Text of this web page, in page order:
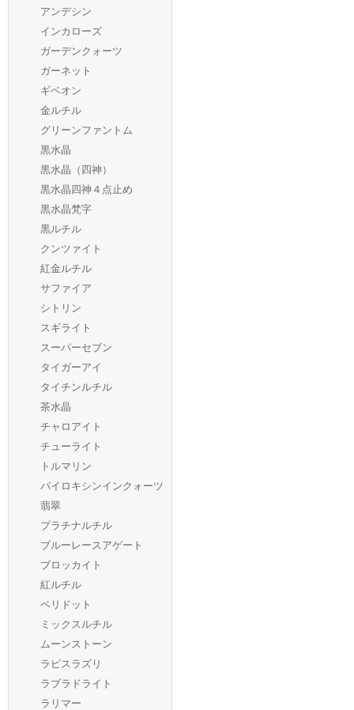
アンデシン
インカローズ
ガーデンクォーツ
ガーネット
ギベオン
金ルチル
グリーンファントム
黒水晶
黒水晶（四神）
黒水晶四神４点止め
黒水晶梵字
黒ルチル
クンツァイト
紅金ルチル
サファイア
シトリン
スギライト
スーパーセブン
タイガーアイ
タイチンルチル
茶水晶
チャロアイト
チューライト
トルマリン
パイロキシンインクォーツ
翡翠
プラチナルチル
ブルーレースアゲート
ブロッカイト
紅ルチル
ペリドット
ミックスルチル
ムーンストーン
ラピスラズリ
ラブラドライト
ラリマー